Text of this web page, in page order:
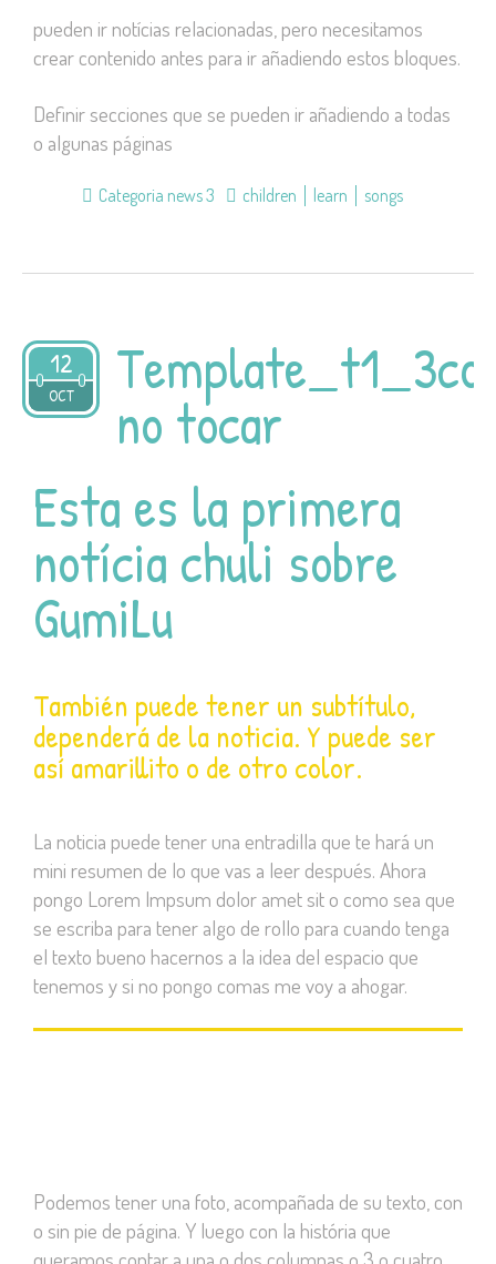
pueden ir notícias relacionadas, pero necesitamos
crear contenido antes para ir añadiendo estos bloques.
Definir secciones que se pueden ir añadiendo a todas
o algunas páginas
Categoria news 3 children learn songs
12
OCT
2022
no tocar
Esta es la primera
notícia chuli sobre
GumiLu
También puede tener un subtítulo,
dependerá de la noticia. Y puede ser
así amarillito o de otro color.
La noticia puede tener una entradilla que te hará un
mini resumen de lo que vas a leer después. Ahora
pongo Lorem Impsum dolor amet sit o como sea que
se escriba para tener algo de rollo para cuando tenga
el texto bueno hacernos a la idea del espacio que
tenemos y si no pongo comas me voy a ahogar.
Podemos tener una foto, acompañada de su texto, con
o sin pie de página. Y luego con la história que